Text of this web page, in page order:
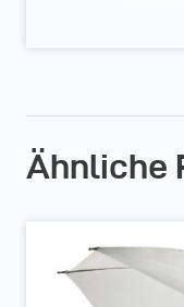
Ähnliche